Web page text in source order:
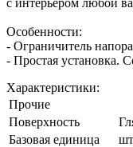
с интерьером любой
Особенности:
- Ограничитель
- Простая установка.
Характеристики:
Прочие
Поверхность
Базовая единица
шт